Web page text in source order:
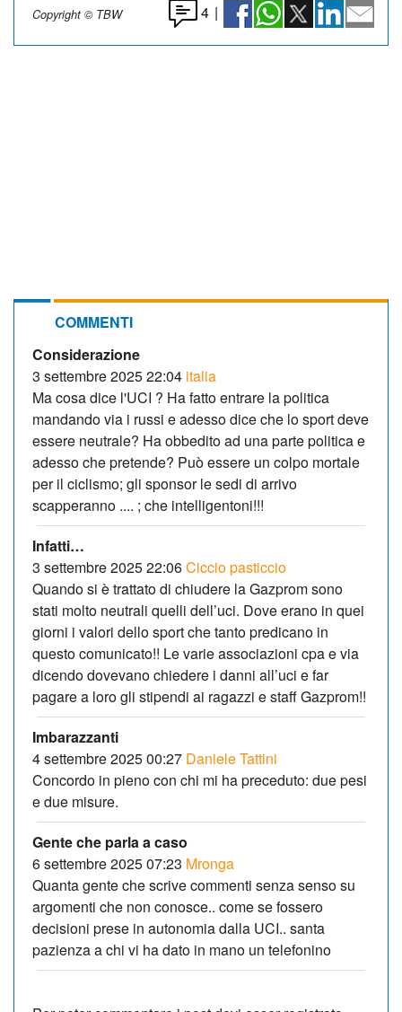
Copyright © TBW 4 |
COMMENTI
Considerazione
3 settembre 2025 22:04 italia
Ma cosa dice l'UCI ? Ha fatto entrare la politica
mandando via i russi e adesso dice che lo sport deve
essere neutrale? Ha obbedito ad una parte politica e
adesso che pretende? Può essere un colpo mortale
per il ciclismo; gli sponsor le sedi di arrivo
scapperanno .... ; che intelligentoni!!!
Infatti…
3 settembre 2025 22:06Ciccio pasticcio
Quando si è trattato di chiudere la Gazprom sono
stati molto neutrali quelli dell’uci. Dove erano in quei
giorni i valori dello sport che tanto predicano in
questo comunicato!! Le varie associazioni cpa e via
dicendo dovevano chiedere i danni all’uci e far
pagare a loro gli stipendi ai ragazzi e staff Gazprom!!
Imbarazzanti
4 settembre 2025 00:27 Daniele Tattini
Concordo in pieno con chi mi ha preceduto: due pesi
e due misure.
Gente che parla a caso
6 settembre 2025 07:23 Mronga
Quanta gente che scrive commenti senza senso su
argomenti che non conosce.. come se fossero
decisioni prese in autonomia dalla UCI.. santa
pazienza a chi vi ha dato in mano un telefonino